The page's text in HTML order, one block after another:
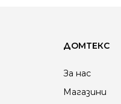
ДОМТЕКС
За нас
Магазини